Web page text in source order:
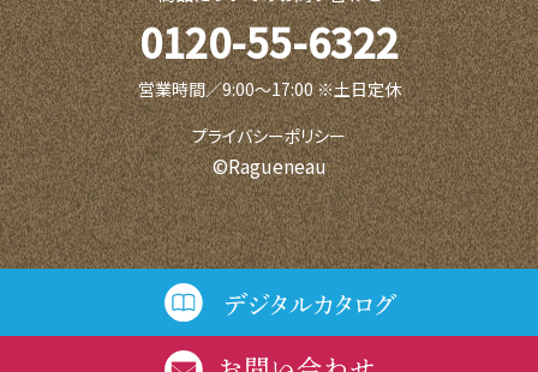
0120-55-6322
営業時間／9:00〜17:00 ※土日定休
プライバシーポリシー
©Ragueneau